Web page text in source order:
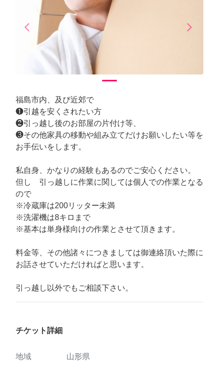
arrow_back_iosPrevious arrow_forward_iosNext
福島市内、及び近郊で
❶引越を安くされたい方
❷引っ越し後のお部屋の片付け等、
❸その他家具の移動や組み立てだけお願いしたい等を
お手伝いをします。
私自身、かなりの経験もあるのでご安心ください。
但し 引っ越しに作業に関しては個人での作業となる
ので
※冷蔵庫は200リッター未満
※洗濯機は8キロまで
※基本は単身様向けの作業とさせて頂きます。
料金等、その他諸々につきましては御連絡頂いた際に
お話させていただければと思います。
引っ越し以外でもご相談下さい。
チケット詳細
地域 山形県